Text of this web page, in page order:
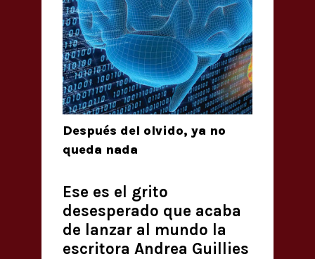
Después del olvido, ya no
queda nada
Ese es el grito
desesperado que acaba
de lanzar al mundo la
escritora Andrea Guillies